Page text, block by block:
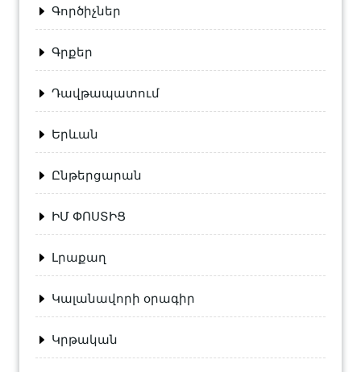
Գործիչներ
Գրքեր
Դավթապատում
Երևան
Ընթերցարան
ԻՄ ՓՈՍՏԻՑ
Լրաքաղ
Կալանավորի օրագիր
Կրթական